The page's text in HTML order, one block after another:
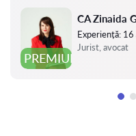
PREMIUM
CA Zinaida
Experiență: 16
Jurist, avocat